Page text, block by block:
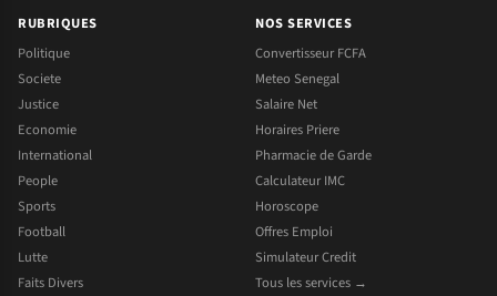
RUBRIQUES
Politique
Societe
Justice
Economie
International
People
Sports
Football
Lutte
Faits Divers
NOS SERVICES
Convertisseur FCFA
Meteo Senegal
Salaire Net
Horaires Priere
Pharmacie de Garde
Calculateur IMC
Horoscope
Offres Emploi
Simulateur Credit
Tous les services →